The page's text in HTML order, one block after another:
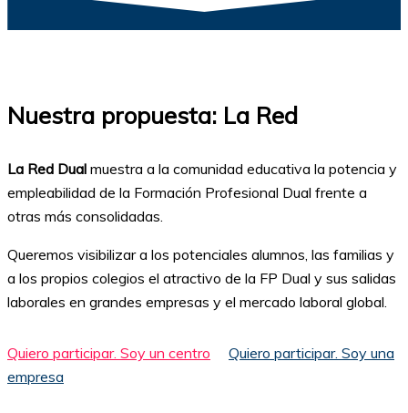
Nuestra propuesta: La Red
La Red Dual muestra a la comunidad educativa la potencia y
empleabilidad de la Formación Profesional Dual frente a
otras más consolidadas.
Queremos visibilizar a los potenciales alumnos, las familias y
a los propios colegios el atractivo de la FP Dual y sus salidas
laborales en grandes empresas y el mercado laboral global.
Quiero participar. Soy un centro
Quiero participar. Soy una
empresa